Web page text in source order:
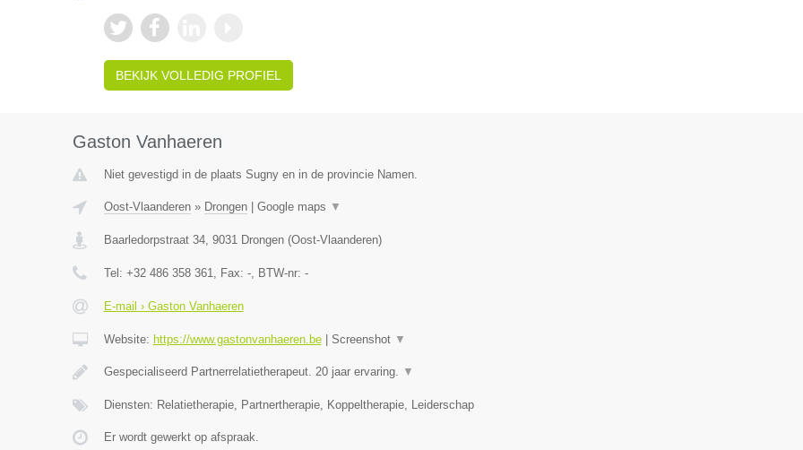
BEKIJK VOLLEDIG PROFIEL
Gaston Vanhaeren
Niet gevestigd in de plaats Sugny en in de provincie Namen.
Oost-Vlaanderen» Drongen| Google maps ▼
Baarledorpstraat 34, 9031 Drongen(Oost-Vlaanderen)
Tel: +32 486 358 361, Fax: -, BTW-nr: -
E-mail › Gaston Vanhaeren
Website: https://www.gastonvanhaeren.be| Screenshot ▼
Gespecialiseerd Partnerrelatietherapeut. 20 jaar ervaring. ▼
Diensten: Relatietherapie, Partnertherapie, Koppeltherapie, Leiderschap
Er wordt gewerkt op afspraak.